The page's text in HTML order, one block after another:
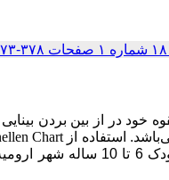
خود در از بین بردن
استفاده از Chart
از روش‌های موثر و مقرون به صرفه در غربالگری آمبلیوپی است که در غربالگری این بیماری در 55